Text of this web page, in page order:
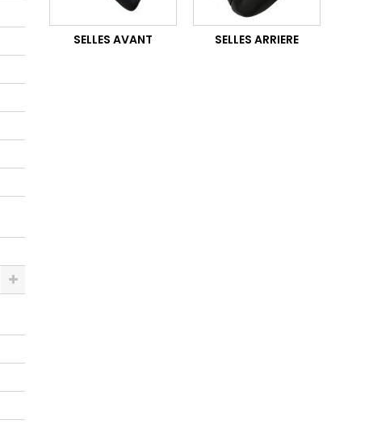
SELLES AVANT SELLES ARRIERE